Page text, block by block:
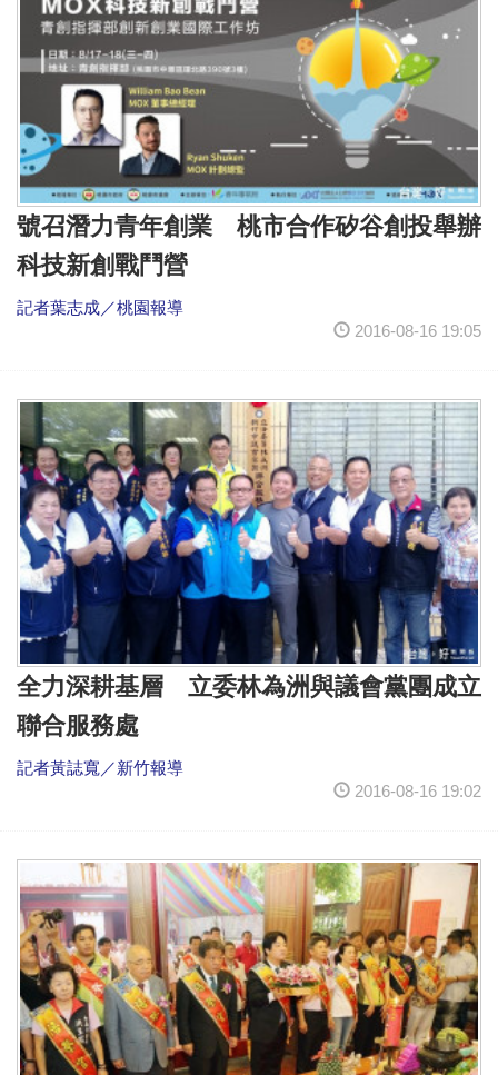
號召潛力青年創業 桃市合作矽谷創投舉辦
科技新創戰鬥營
記者葉志成／桃園報導
2016-08-16 19:05
全力深耕基層 立委林為洲與議會黨團成立
聯合服務處
記者黃誌寬／新竹報導
2016-08-16 19:02